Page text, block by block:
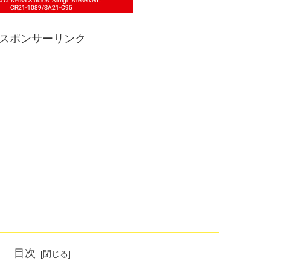
スポンサーリンク
目次